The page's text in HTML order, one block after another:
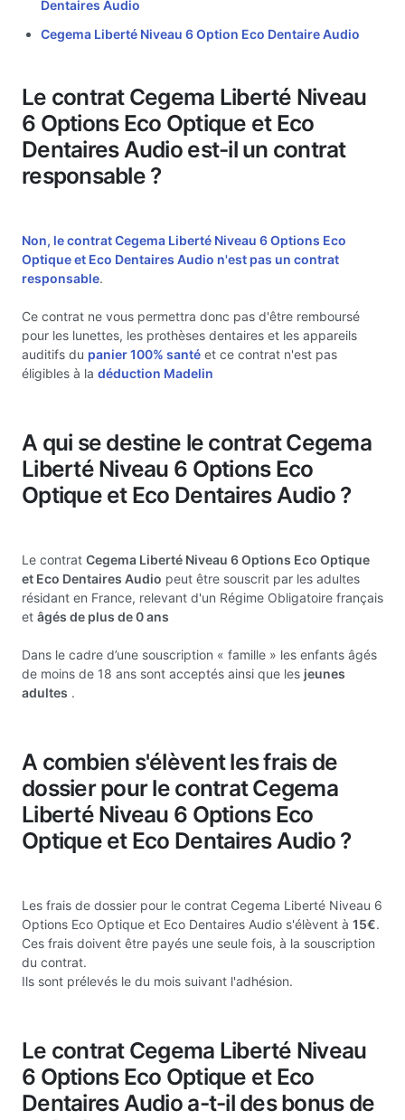
Dentaires Audio
Cegema Liberté Niveau 6 Option Eco Dentaire Audio
Le contrat Cegema Liberté Niveau
6 Options Eco Optique et Eco
Dentaires Audio est-il un contrat
responsable ?
Non, le contrat Cegema Liberté Niveau 6 Options Eco
Optique et Eco Dentaires Audio n'est pas un contrat
responsable.
Ce contrat ne vous permettra donc pas d'être remboursé
pour les lunettes, les prothèses dentaires et les appareils
auditifs du panier 100% santé et ce contrat n'est pas
éligibles à la déduction Madelin
A qui se destine le contrat Cegema
Liberté Niveau 6 Options Eco
Optique et Eco Dentaires Audio ?
Le contrat Cegema Liberté Niveau 6 Options Eco Optique
et Eco Dentaires Audio peut être souscrit par les adultes
résidant en France, relevant d'un Régime Obligatoire français
et âgés de plus de 0 ans
Dans le cadre d’une souscription « famille » les enfants âgés
de moins de 18 ans sont acceptés ainsi que les jeunes
adultes .
A combien s'élèvent les frais de
dossier pour le contrat Cegema
Liberté Niveau 6 Options Eco
Optique et Eco Dentaires Audio ?
Les frais de dossier pour le contrat Cegema Liberté Niveau 6
Options Eco Optique et Eco Dentaires Audio s'élèvent à 15€.
Ces frais doivent être payés une seule fois, à la souscription
du contrat.
Ils sont prélevés le du mois suivant l'adhésion.
Le contrat Cegema Liberté Niveau
6 Options Eco Optique et Eco
Dentaires Audio a-t-il des bonus de